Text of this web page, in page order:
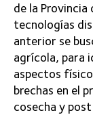
de la Provincia
tecnologías
anterior se
agrícola, para
aspectos
brechas en el
cosecha y